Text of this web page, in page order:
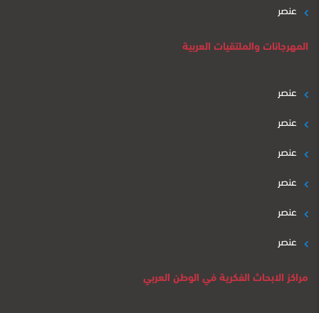
عنصر
المهرجانات والملتقيات العربية
عنصر
عنصر
عنصر
عنصر
عنصر
عنصر
مراكز الابحاث الفكرية في الوطن العربي